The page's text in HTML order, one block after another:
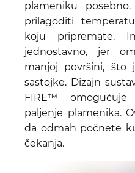
plameniku
prilagoditi
koju pripremate.
jednostavno, jer
manjoj površini, što
sastojke. Dizajn
FIRE™
paljenje plamenika.
da odmah počnete
čekanja.